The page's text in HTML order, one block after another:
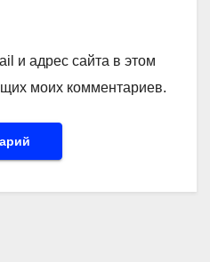
и адрес сайта в этом
моих комментариев.